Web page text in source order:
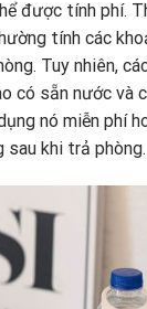
được tính phí.
tính các
Tuy nhiên,
có sẵn nước và
nó miễn phí
sau khi trả phòng.